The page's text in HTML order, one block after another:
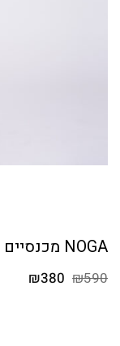
NOGA מכנסיים מחוייטים בגזרת בלון ניוד
₪590 המחיר
₪380